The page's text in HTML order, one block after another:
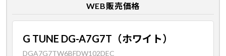
WEB販売価格
G TUNE DG-A7G7T（ホワイト）
DGA7G7TW6BFDW102DEC